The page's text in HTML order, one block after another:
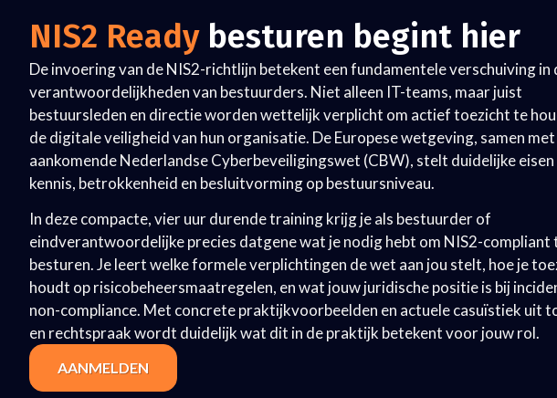
NIS2 Ready besturen begint hier
De invoering van de NIS2-richtlijn betekent een fundamentele verschuiving in
verantwoordelijkheden van bestuurders. Niet alleen IT-teams, maar juist
bestuursleden en directie worden wettelijk verplicht om actief toezicht te
de digitale veiligheid van hun organisatie. De Europese wetgeving, samen
aankomende Nederlandse Cyberbeveiligingswet (CBW), stelt duidelijke eisen
kennis, betrokkenheid en besluitvorming op bestuursniveau.
In deze compacte, vier uur durende training krijg je als bestuurder of
eindverantwoordelijke precies datgene wat je nodig hebt om NIS2-compliant
besturen. Je leert welke formele verplichtingen de wet aan jou stelt, hoe je
houdt op risicobeheersmaatregelen, en wat jouw juridische positie is bij
non-compliance. Met concrete praktijkvoorbeelden en actuele casuïstiek uit
en rechtspraak wordt duidelijk wat dit in de praktijk betekent voor jouw rol.
AANMELDEN